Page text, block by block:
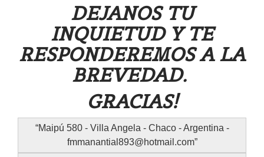
DEJANOS TU
INQUIETUD Y TE
RESPONDEREMOS A LA
BREVEDAD.
GRACIAS!
Maipú 580 - Villa Angela - Chaco - Argentina -
fmmanantial893@hotmail.com